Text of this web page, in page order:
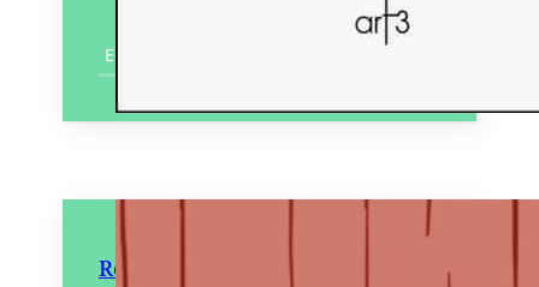
En savoir plus
Renaud derrière le rideau